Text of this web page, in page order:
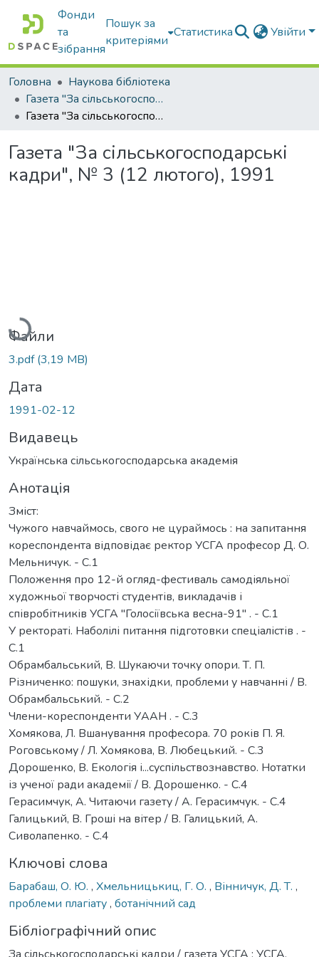
Фонди
та
зібрання
Пошук за
критеріями
Статистика Увійти
Головна
Наукова бібліотека
Газета "За сільськогосподарські кадри"
Газета "За сільськогосподарські кадри", № 3 (12 лютого), 1991
Газета "За сільськогосподарські
кадри", № 3 (12 лютого), 1991
Вантажиться...
Файли
3.pdf(3,19 MB)
Дата
1991-02-12
Видавець
Українська сільськогосподарська академія
Анотація
Зміст:
Чужого навчаймось, свого не цураймось : на запитання
кореспондента відповідає ректор УСГА професор Д. О.
Мельничук. - С.1
Положення про 12-й огляд-фестиваль самодіяльної
художньої творчості студентів, викладачів і
співробітників УСГА "Голосіївська весна-91" . - С.1
У ректораті. Наболілі питання підготовки спеціалістів . -
С.1
Обрамбальський, В. Шукаючи точку опори. Т. П.
Різниченко: пошуки, знахідки, проблеми у навчанні / В.
Обрамбальський. - С.2
Члени-кореспонденти УААН . - С.3
Хомякова, Л. Вшанування професора. 70 років П. Я.
Роговському / Л. Хомякова, В. Любецький. - С.3
Дорошенко, В. Екологія і...суспільствознавство. Нотатки
із ученої ради академії / В. Дорошенко. - С.4
Герасимчук, А. Читаючи газету / А. Герасимчук. - С.4
Галицький, В. Гроші на вітер / В. Галицький, А.
Сиволапенко. - С.4
Ключові слова
Барабаш, О. Ю. , Хмельницькиц, Г. О. , Вінничук, Д. Т. ,
проблеми плагіату, ботанічний сад
Бібліографічний опис